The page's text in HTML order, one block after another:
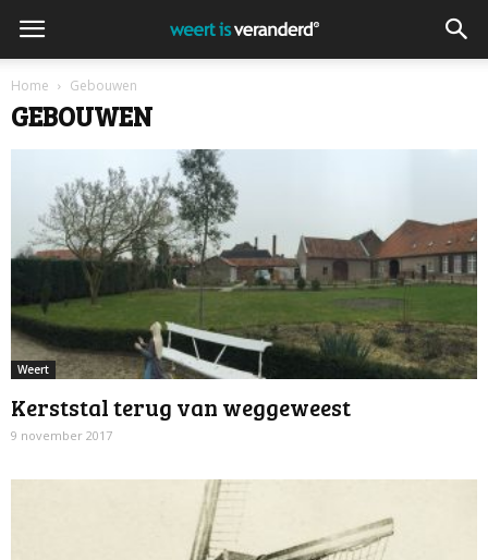
Home Gebouwen
GEBOUWEN
Weert
Kerststal terug van weggeweest
9 november 2017